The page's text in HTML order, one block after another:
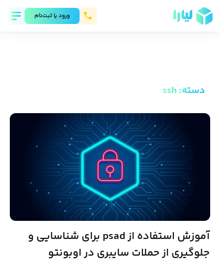
ورود يا ثبت‌نام
دسته:
ssh
آموزش استفاده از psad برای شناسایی و
جلوگیری از حملات سایبری در اوبونتو